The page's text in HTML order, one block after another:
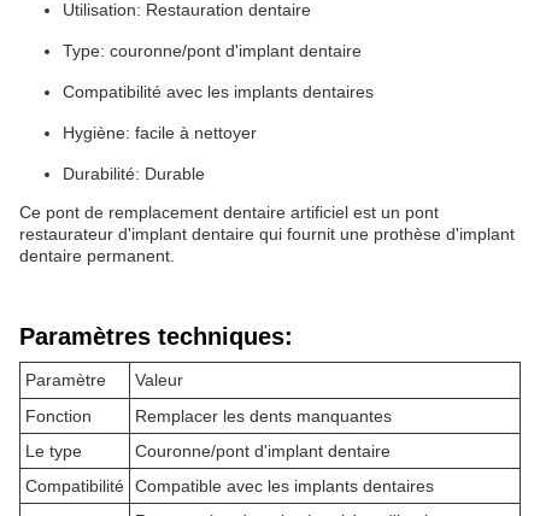
Utilisation: Restauration dentaire
Type: couronne/pont d'implant dentaire
Compatibilité avec les implants dentaires
Hygiène: facile à nettoyer
Durabilité: Durable
Ce pont de remplacement dentaire artificiel est un pont
restaurateur d'implant dentaire qui fournit une prothèse d'implant
dentaire permanent.
Paramètres techniques:
Paramètre
Valeur
Fonction
Remplacer les dents manquantes
Le type
Couronne/pont d'implant dentaire
Compatibilité Compatible avec les implants dentaires